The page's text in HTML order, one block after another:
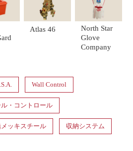
Atlas 46
North Star
Glove
Company
Wall Control
・コントロール
メッキスチール 収納システム